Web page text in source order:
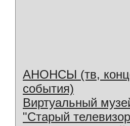
АНОНСЫ (тв,
события)
Виртуальный
"Старый